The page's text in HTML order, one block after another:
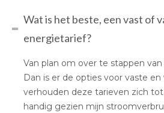
Wat is het beste, een vast of
energietarief?
Van plan om over te stappen
Dan is er de opties voor vaste
verhouden deze tarieven zich
handig gezien mijn